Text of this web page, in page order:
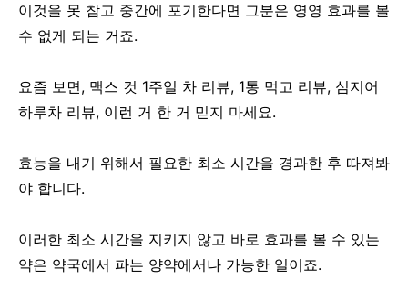
이것을 못 참고 중간에 포기한다면 그분은 영영 효과를 볼
수 없게 되는 거죠.
요즘 보면, 맥스 컷 1주일 차 리뷰, 1통 먹고 리뷰, 심지어
하루차 리뷰, 이런 거 한 거 믿지 마세요.
효능을 내기 위해서 필요한 최소 시간을 경과한 후 따져봐
야 합니다.
이러한 최소 시간을 지키지 않고 바로 효과를 볼 수 있는
약은 약국에서 파는 양약에서나 가능한 일이죠.